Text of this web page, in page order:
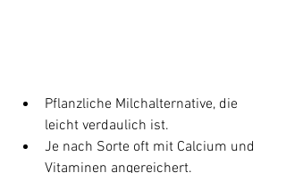
Pflanzliche Milchalternative, die
leicht verdaulich ist.
Je nach Sorte oft mit Calcium und
Vitaminen angereichert.